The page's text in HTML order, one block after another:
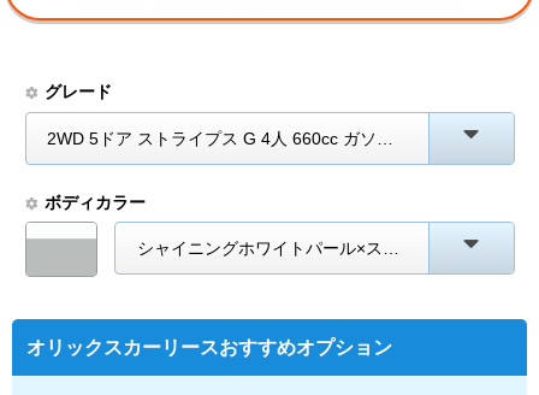
グレード
2WD 5ドア ストライプス G 4人 660cc ガソリン AT
ボディカラー
シャイニングホワイトパール×スムースグレーマイカ
オリックスカーリースおすすめオプション